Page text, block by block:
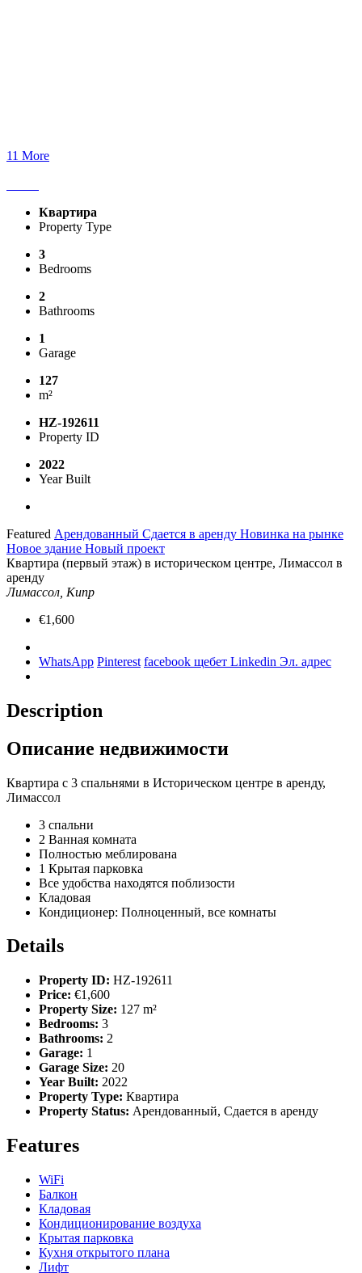
11 More
Квартира
Property Type
3
Bedrooms
2
Bathrooms
1
Garage
127
m²
HZ-192611
Property ID
2022
Year Built
Featured Арендованный Сдается в аренду Новинка на рынке
Новое здание Новый проект
Квартира (первый этаж) в историческом центре, Лимассол в
аренду
Лимассол, Кипр
€1,600
WhatsApp Pinterest facebook щебет Linkedin Эл. адрес
Description
Описание недвижимости
Квартира с 3 спальнями в Историческом центре в аренду,
Лимассол
3 спальни
2 Ванная комната
Полностью меблирована
1 Крытая парковка
Все удобства находятся поблизости
Кладовая
Кондиционер: Полноценный, все комнаты
Details
Property ID: HZ-192611
Price: €1,600
Property Size: 127 m²
Bedrooms: 3
Bathrooms: 2
Garage: 1
Garage Size: 20
Year Built: 2022
Property Type: Квартира
Property Status: Арендованный, Сдается в аренду
Features
WiFi
Балкон
Кладовая
Кондиционирование воздуха
Крытая парковка
Кухня открытого плана
Лифт